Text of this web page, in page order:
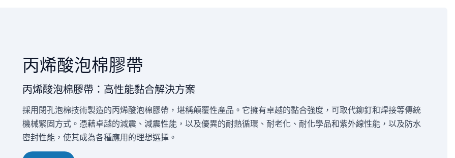
丙烯酸泡棉膠帶
丙烯酸泡棉膠帶：高性能黏合解決方案
採用閉孔泡棉技術製造的丙烯酸泡棉膠帶，堪稱顛覆性產品。它擁有卓越的黏合強度，可取代鉚釘和焊接等傳統
機械緊固方式。憑藉卓越的減震、減震性能，以及優異的耐熱循環、耐老化、耐化學品和紫外線性能，以及防水
密封性能，使其成為各種應用的理想選擇。